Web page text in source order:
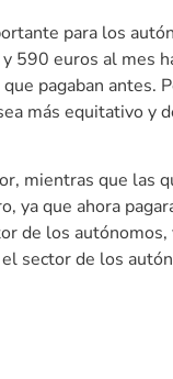
para los
590 euros al mes
pagaban antes.
más equitativo y
mientras que las
ya que ahora
de los
sector de los